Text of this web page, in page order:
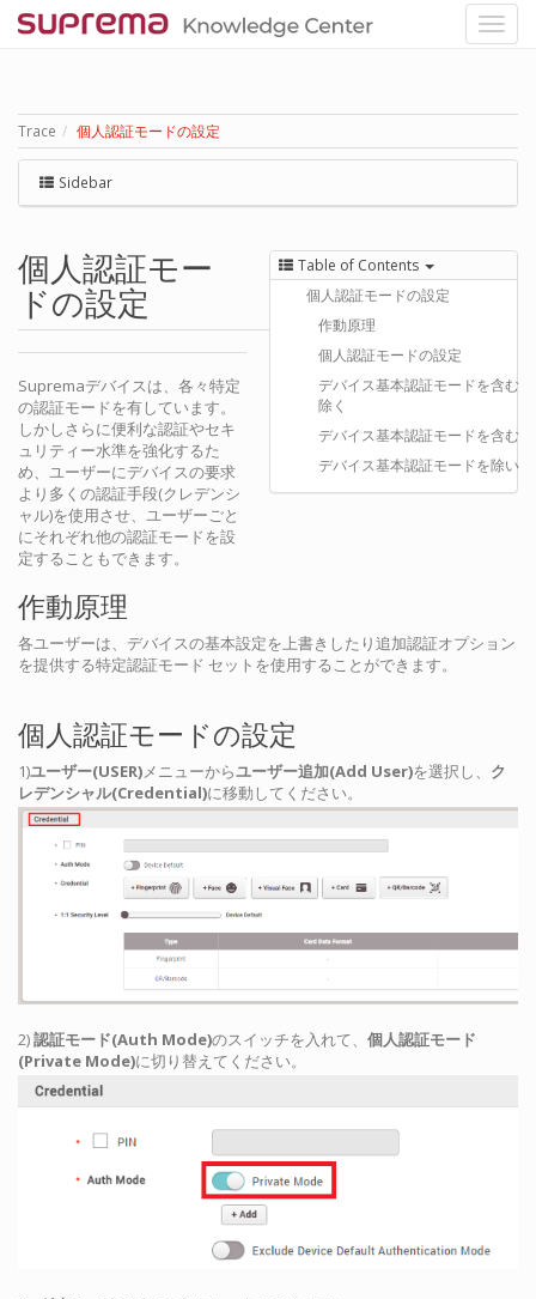
Trace 個人認証モードの設定
Sidebar
Table of Contents
個人認証モードの設定
作動原理
個人認証モードの設定
デバイス基本認証モードを含む/
除く
デバイス基本認証モードを含む
デバイス基本認証モードを除い
個人認証モー
ドの設定
Supremaデバイスは、各々特定
の認証モードを有しています。
しかしさらに便利な認証やセキ
ュリティー水準を強化するた
め、ユーザーにデバイスの要求
より多くの認証手段(クレデンシ
ャル)を使用させ、ユーザーごと
にそれぞれ他の認証モードを設
定することもできます。
作動原理
各ユーザーは、デバイスの基本設定を上書きしたり追加認証オプション
を提供する特定認証モード セットを使用することができます。
個人認証モードの設定
1)ユーザー(USER)メニューからユーザー追加(Add User)を選択し、 ク
レデンシャル(Credential)に移動してください。
2)認証モード(Auth Mode)のスイッチを入れて、 個人認証モード
(Private Mode)に切り替えてください。